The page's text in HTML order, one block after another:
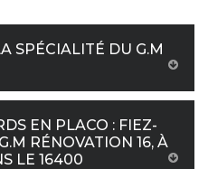
SPÉCIALITÉ DU G.M
EN PLACO : FIEZ-
RÉNOVATION 16, À
LE 16400